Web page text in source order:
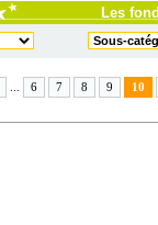
Les
6 7 8 9 10